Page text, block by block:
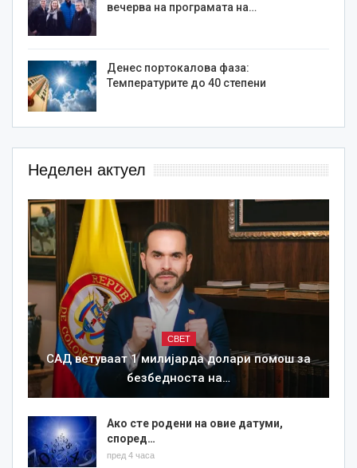
вечерва на програмата на…
Денес портокалова фаза:
Температурите до 40 степени
Неделен актуел
СВЕТ
САД ветуваат 1 милијарда долари помош за
безбедноста на…
Ако сте родени на овие датуми,
според…
пред 4 часа